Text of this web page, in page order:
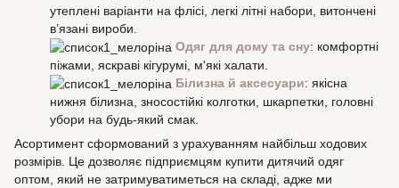
утеплені варіанти на флісі, легкі літні набори, витончені
в’язані вироби.
Одяг для дому та сну: комфортні
піжами, яскраві кігурумі, м'які халати.
Білизна й аксесуари: якісна
нижня білизна, зносостійкі колготки, шкарпетки, головні
убори на будь-який смак.
Асортимент сформований з урахуванням найбільш ходових
розмірів. Це дозволяє підприємцям купити дитячий одяг
оптом, який не затримуватиметься на складі, адже ми